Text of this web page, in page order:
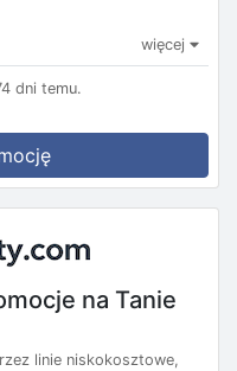
więcej
dni temu.
na Tanie
linie niskokosztowe,